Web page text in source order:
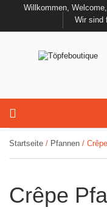
Willkommen,
Wir sind
Startseite / Pfannen /
Crêpe